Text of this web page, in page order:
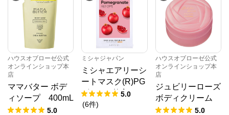
ハウスオブローゼ公式
オンラインショップ本
店
ママバター ボデ
ィソープ 400mL
（レフィル）
5.0
ミシャジャパン
ミシャエアリーシ
ートマスク(R)PG
ザクロ[1枚入り/1
9ml]ampouletype
5.0
(6件)
ハウスオブローゼ公式
オンラインショップ本
店
ジュビリーローズ
ボディクリーム
130g
5.0